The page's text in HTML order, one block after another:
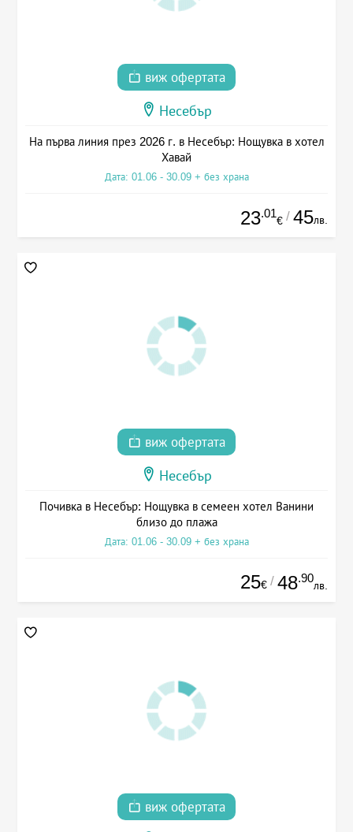
виж офертата
Несебър
На първа линия през 2026 г. в Несебър: Нощувка в хотел
Хавай
Дата: 01.06 - 30.09 + без храна
23.01
€ / 45лв.
виж офертата
Несебър
Почивка в Несебър: Нощувка в семеен хотел Ванини
близо до плажа
Дата: 01.06 - 30.09 + без храна
25€ / 48.90
лв.
виж офертата